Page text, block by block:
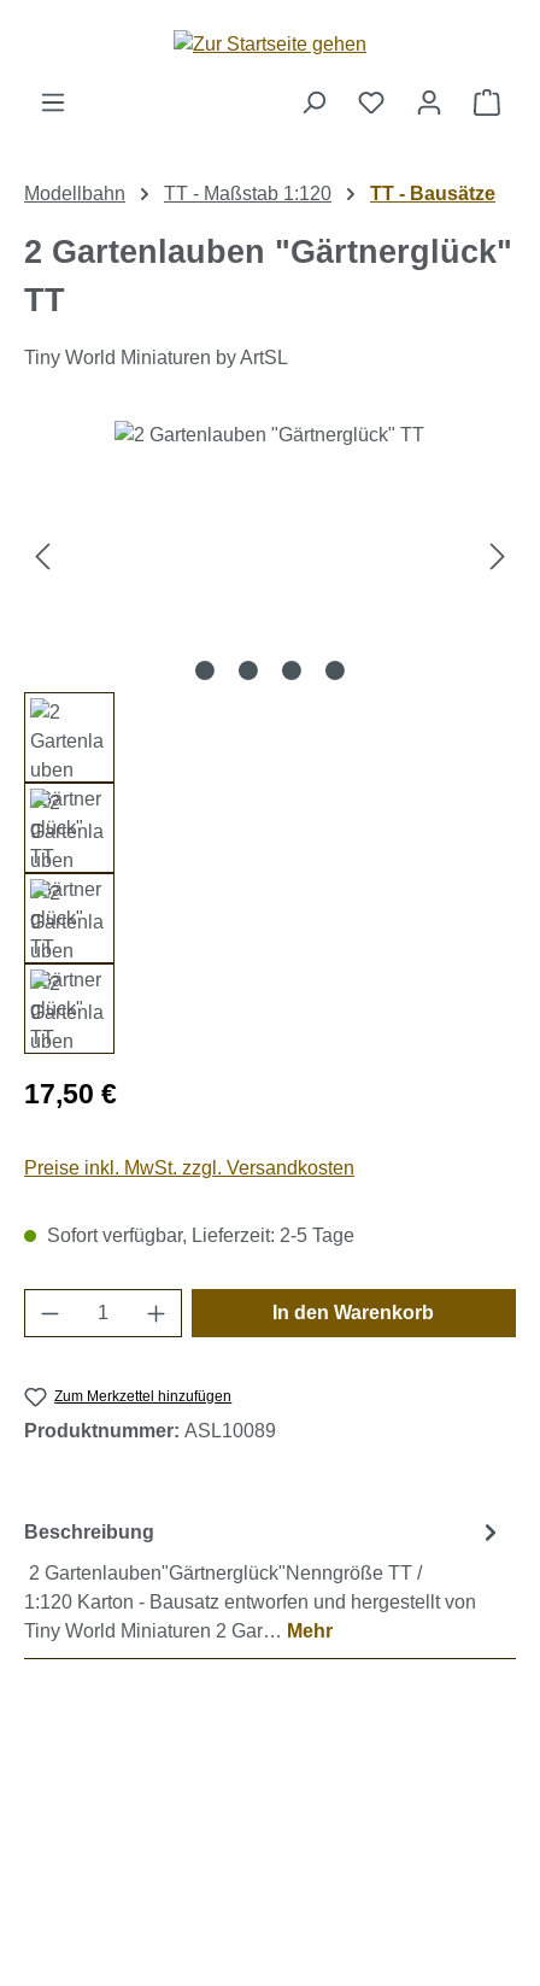
Zum Hauptinhalt springen
Modellbahn TT - Maßstab 1:120 TT - Bausätze
2 Gartenlauben "Gärtnerglück"
TT
Tiny World Miniaturen by ArtSL
Bildergalerie überspringen
Regulärer Preis:
17,50 €
Preise inkl. MwSt. zzgl. Versandkosten
Sofort verfügbar, Lieferzeit: 2-5 Tage
Produkt Anzahl: Gib den gewünschten
In den Warenkorb
Zum Merkzettel hinzufügen
Produktnummer: ASL10089
Beschreibung
2 Gartenlauben"Gärtnerglück"Nenngröße TT /
1:120 Karton - Bausatz entworfen und hergestellt von
Tiny World Miniaturen 2 Gar… Mehr